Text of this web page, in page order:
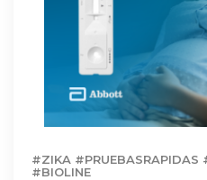
#ZIKA
#BIOLINE